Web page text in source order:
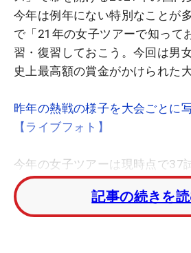
今年は例年にない特別なことが
で「21年の女子ツアーで知って
習・復習しておこう。今回は男
史上最高額の賞金がかけられた
昨年の熱戦の様子を大会ごとに
【ライブフォト】
今年の女子ツアーは現時点で37
れており、賞金総額も1年単位
なる41億4000万円にのぼる。さ
子ゴルフ開催週に、もう1試合
記事の続きを